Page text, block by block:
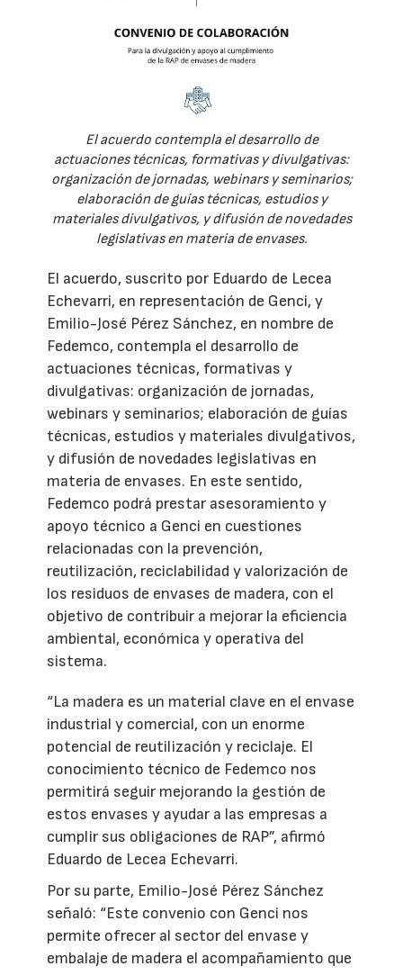
El acuerdo contempla el desarrollo de
actuaciones técnicas, formativas y divulgativas:
organización de jornadas, webinars y seminarios;
elaboración de guías técnicas, estudios y
materiales divulgativos, y difusión de novedades
legislativas en materia de envases.
El acuerdo, suscrito por Eduardo de Lecea
Echevarri, en representación de Genci, y
Emilio-José Pérez Sánchez, en nombre de
Fedemco, contempla el desarrollo de
actuaciones técnicas, formativas y
divulgativas: organización de jornadas,
webinars y seminarios; elaboración de guías
técnicas, estudios y materiales divulgativos,
y difusión de novedades legislativas en
materia de envases. En este sentido,
Fedemco podrá prestar asesoramiento y
apoyo técnico a Genci en cuestiones
relacionadas con la prevención,
reutilización, reciclabilidad y valorización de
los residuos de envases de madera, con el
objetivo de contribuir a mejorar la eficiencia
ambiental, económica y operativa del
sistema.
“La madera es un material clave en el envase
industrial y comercial, con un enorme
potencial de reutilización y reciclaje. El
conocimiento técnico de Fedemco nos
permitirá seguir mejorando la gestión de
estos envases y ayudar a las empresas a
cumplir sus obligaciones de RAP”, afirmó
Eduardo de Lecea Echevarri.
Por su parte, Emilio-José Pérez Sánchez
señaló: “Este convenio con Genci nos
permite ofrecer al sector del envase y
embalaje de madera el acompañamiento que